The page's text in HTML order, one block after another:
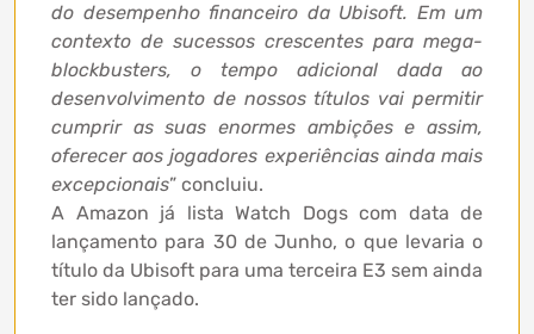
do desempenho financeiro da Ubisoft. Em um
contexto de sucessos crescentes para mega-
blockbusters, o tempo adicional dada ao
desenvolvimento de nossos títulos vai permitir
cumprir as suas enormes ambições e assim,
oferecer aos jogadores experiências ainda mais
excepcionais” concluiu.
A Amazon já lista Watch Dogs com data de
lançamento para 30 de Junho, o que levaria o
título da Ubisoft para uma terceira E3 sem ainda
ter sido lançado.